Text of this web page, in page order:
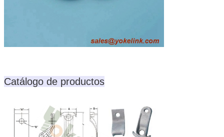
Catálogo de productos